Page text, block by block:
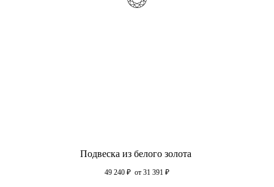
Подвеска из белого золота
49 240 ₽ от 31 391 ₽